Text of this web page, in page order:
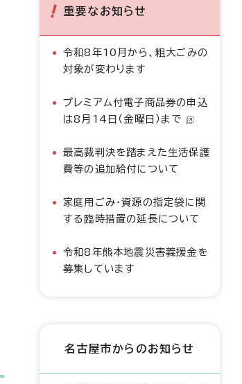
重要なお知らせ
令和8年10月から、粗大ごみの
対象が変わります
プレミアム付電子商品券の申込
は8月14日（金曜日）まで
最高裁判決を踏まえた生活保護
費等の追加給付について
家庭用ごみ・資源の指定袋に関
する臨時措置の延長について
令和8年熊本地震災害義援金を
募集しています
名古屋市からのお知らせ